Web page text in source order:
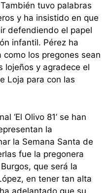
tuvo palabras
y ha insistido en que
defendiendo el papel
infantil. Pérez ha
los pregones sean
lojeños y agradece el
Loja para con las
‘El Olivo 81’ se han
la
la Semana Santa de
fue la pregonera
que será la
en tener tan alta
adelantado que su